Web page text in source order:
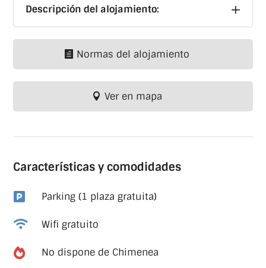
Descripción del alojamiento:
Normas del alojamiento
Ver en mapa
Características y comodidades
 Parking (1 plaza gratuita)
 Wifi gratuito
 No dispone de Chimenea